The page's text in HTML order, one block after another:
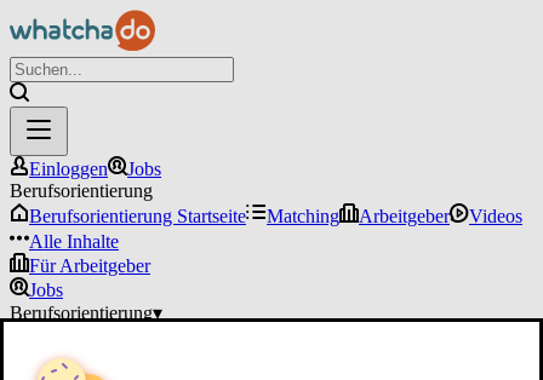
Einloggen
Jobs
Berufsorientierung
Berufsorientierung Startseite
Matching Arbeitgeber
Videos
Alle Inhalte
Für Arbeitgeber
Jobs
Berufsorientierung▾